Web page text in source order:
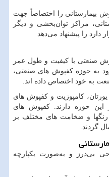
بیمارستانی را اختصاصاً جهت
مراکز توان‌بخشی و دیگر
دارد را پیشنهاد می‌دهد
صنعتی با کیفیت و طول عمر
به حوزه کفپوش های صنعتی،
به خود اختصاص داده اند.
کامپوزیت و کفپوش های
این حوزه دارند. کفپوش های
رنگها و ضخامت های مختلف بر
گردند.
بی‌درز و به‌صورت یکپارچه